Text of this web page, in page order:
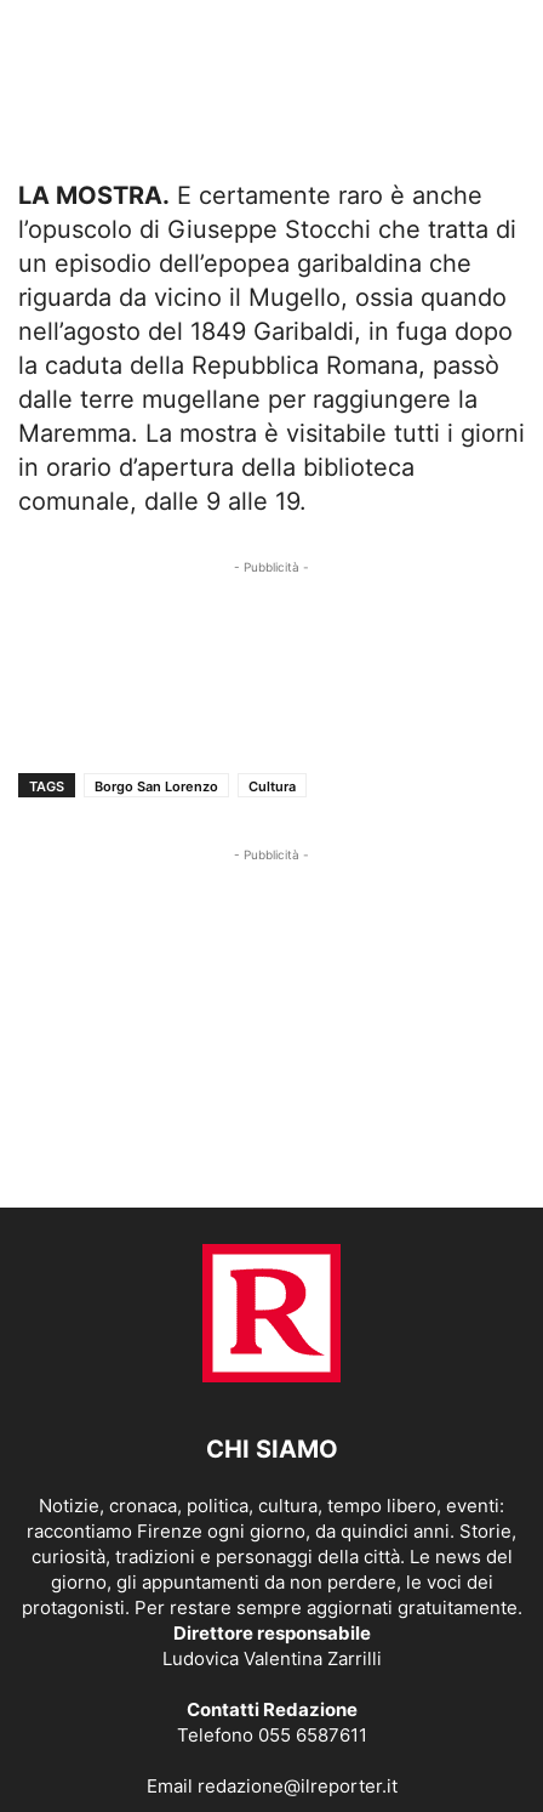
LA MOSTRA. E certamente raro è anche
l’opuscolo di Giuseppe Stocchi che tratta di
un episodio dell’epopea garibaldina che
riguarda da vicino il Mugello, ossia quando
nell’agosto del 1849 Garibaldi, in fuga dopo
la caduta della Repubblica Romana, passò
dalle terre mugellane per raggiungere la
Maremma. La mostra è visitabile tutti i giorni
in orario d’apertura della biblioteca
comunale, dalle 9 alle 19.
- Pubblicità -
TAGS Borgo San Lorenzo Cultura
- Pubblicità -
CHI SIAMO
Notizie, cronaca, politica, cultura, tempo libero, eventi:
raccontiamo Firenze ogni giorno, da quindici anni. Storie,
curiosità, tradizioni e personaggi della città. Le news del
giorno, gli appuntamenti da non perdere, le voci dei
protagonisti. Per restare sempre aggiornati gratuitamente.
Direttore responsabile
Ludovica Valentina Zarrilli
Contatti Redazione
Telefono 055 6587611
Email redazione@ilreporter.it